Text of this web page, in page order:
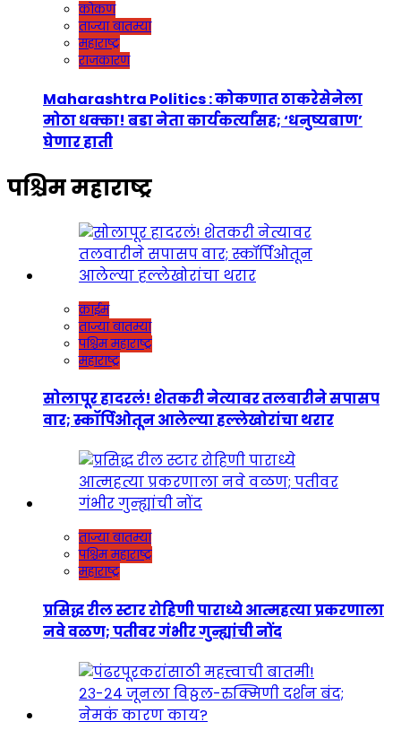
कोकण
ताज्या बातम्या
महाराष्ट्र
राजकारण
Maharashtra Politics : कोकणात ठाकरेसेनेला
मोठा धक्का! बडा नेता कार्यकर्त्यांसह; ‘धनुष्यबाण’
घेणार हाती
पश्चिम महाराष्ट्र
क्राईम
ताज्या बातम्या
पश्चिम महाराष्ट्र
महाराष्ट्र
सोलापूर हादरलं! शेतकरी नेत्यावर तलवारीने सपासप
वार; स्कॉर्पिओतून आलेल्या हल्लेखोरांचा थरार
ताज्या बातम्या
पश्चिम महाराष्ट्र
महाराष्ट्र
प्रसिद्ध रील स्टार रोहिणी पाराध्ये आत्महत्या प्रकरणाला
नवे वळण; पतीवर गंभीर गुन्ह्यांची नोंद